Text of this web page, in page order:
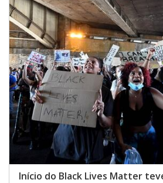
Início do Black Lives Matter